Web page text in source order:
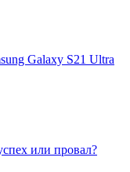
Galaxy S21 Ultra
или провал?